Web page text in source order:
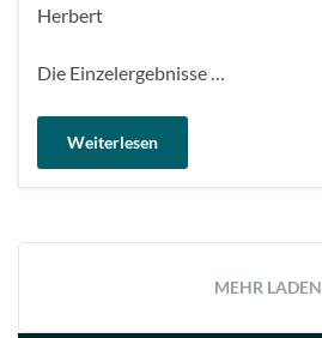
Herbert
Die Einzelergebnisse …
Weiterlesen
MEHR LADEN